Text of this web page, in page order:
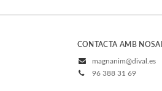
CONTACTA AMB
magnanim@dival.es
96 388 31 69